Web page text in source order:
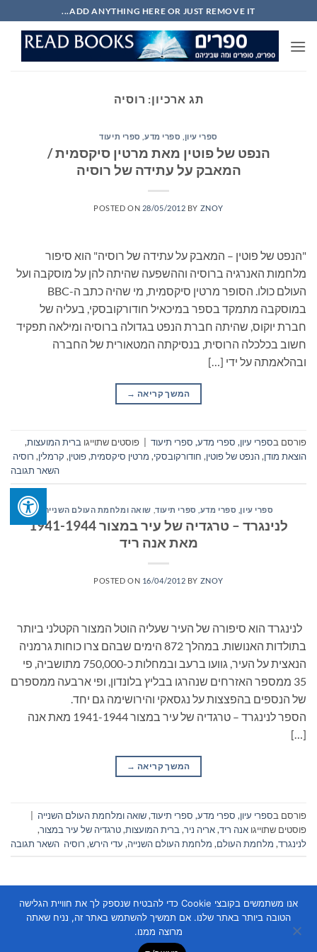
to
content
ADD ANYTHING HERE OR JUST REMOVE IT...
תג ארכיון: רוסיה
ספרי עיון, ספרי מדע, ספרי תיעוד
הנפט של פוטין מאת מרטין סיקסמית /
המאבק על עתידה של רוסיה
POSTED ON 28/05/2012 BY ZNOY
"הנפט של פוטין – המאבק על עתידה של רוסיה" הוא סיפור
מלחמות האנרגיה ברוסיה וההשפעה שהיתה להן על מוסקבה ועל
העולם כולו. הסופר מרטין סיקסמית, מי שהיה כתב ה-BBC
במוסקבה מתמקד בספר במיכאיל חודורקובסקי, בעליה של
חברת יוקוס, שהיתה חברת הנפט בגדולה ברוסיה ומילאה תפקיד
חשוב בכלכלה הרוסית, בנסיקתה המטאורית של החברה
ובהלאמתה על ידי […]
המשך קריאה →
פורסם בספרי עיון, ספרי מדע, ספרי תיעוד פוסטים שתוייגו ברית המועצות,
הוצאת מודן,הנפט של פוטין, חודורקובסקי, מרטין סיקסמית,פוטין, קרמלין, רוסיה
השאר תגובה
ספרי עיון, ספרי מדע, ספרי תיעוד, שואה ומלחמת העולם השנייה
לנינגרד – טרגדיה של עיר במצור 1941-1944
מאת אנה ריד
POSTED ON 16/04/2012 BY ZNOY
לנינגרד הוא סיפורה של העיר שעליה הוטל המצור הקטלני ביותר
בתולדות האנושות. במהלך 872 הימים שבהם צרו כוחות גרמניה
הנאצית על העיר, גוועו ברעב ובמחלות כ-750,000 מתושביה, פי
35 ממספר האזרחים שנהרגו בבליץ בלונדון, ופי ארבעה ממספרם
של הנספים בהפצצות על נגסאקי והירושימה גם יחד.
הספר לנינגרד – טרגדיה של עיר במצור 1941-1944 מאת אנה
[…]
המשך קריאה →
פורסם בספרי עיון, ספרי מדע, ספרי תיעוד,שואה ומלחמת העולם השנייה
פוסטים שתוייגו אנה ריד,אריה ניר, ברית המועצות,טרגדיה של עיר במצור,
לנינגרד, מלחמת העולם, מלחמת העולם השנייה, עדי הירש, רוסיה השאר תגובה
אנו משתמשים בקובצי Cookie כדי להבטיח שנספק לך את חוויית הגלישה
הטובה ביותר באתר שלנו. אם תמשיך להשתמש באתר זה, נניח שאתה
מרוצה ממנו.